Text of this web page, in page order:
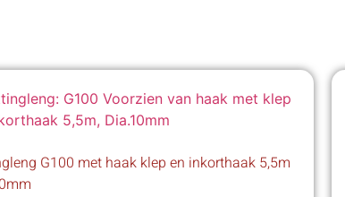
G100 met haak klep en inkorthaak 5,5m